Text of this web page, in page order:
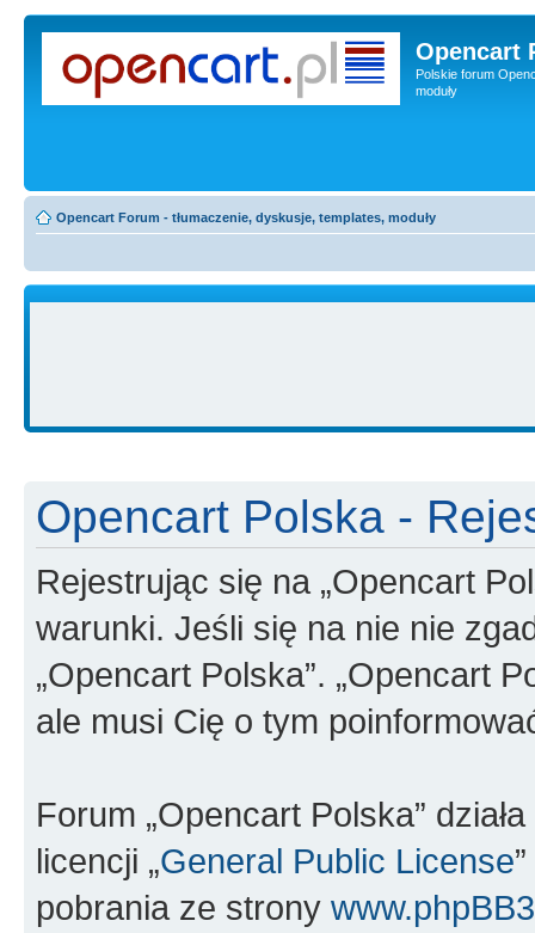
Opencart
Polskie forum
moduły
Opencart Forum - tłumaczenie, dyskusje, templates, moduły
Opencart Polska -
Rejestrując się na „Opencart
warunki. Jeśli się na nie nie
„Opencart Polska”. „Opencart
ale musi Cię o tym
Forum „Opencart Polska”
licencji „General Public License
pobrania ze strony